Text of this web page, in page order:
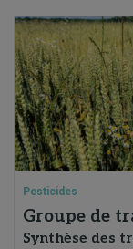
Pesticides
Groupe de
Synthèse des